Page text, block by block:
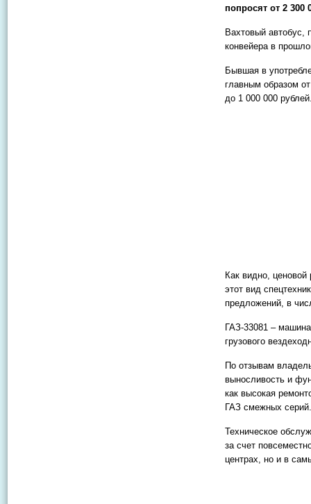
попросят от 2 300
Вахтовый автобус,
конвейера в
Бывшая в
главным образом
до 1 000 000
Как видно,
этот вид
предложений, в
ГАЗ-33081 –
грузового
По отзывам
выносливость и
как высокая
ГАЗ смежных серий.
Техническое
за счет
центрах, но и в